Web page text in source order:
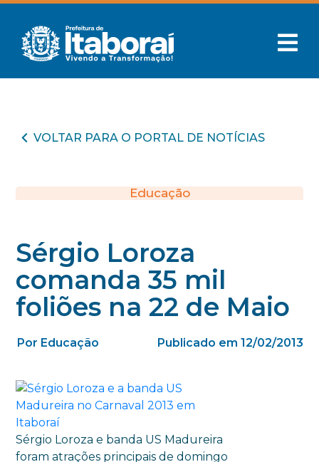
VOLTAR PARA O PORTAL DE NOTÍCIAS
Educação
Sérgio Loroza
comanda 35 mil
foliões na 22 de Maio
Por Educação Publicado em 12/02/2013
Sérgio Loroza e banda US Madureira
foram atrações principais de domingo